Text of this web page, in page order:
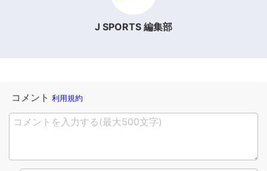
J SPORTS 編集部